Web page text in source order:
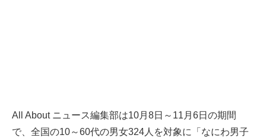
All About ニュース編集部は10月8日～11月6日の期間
で、全国の10～60代の男女324人を対象に「なにわ男子